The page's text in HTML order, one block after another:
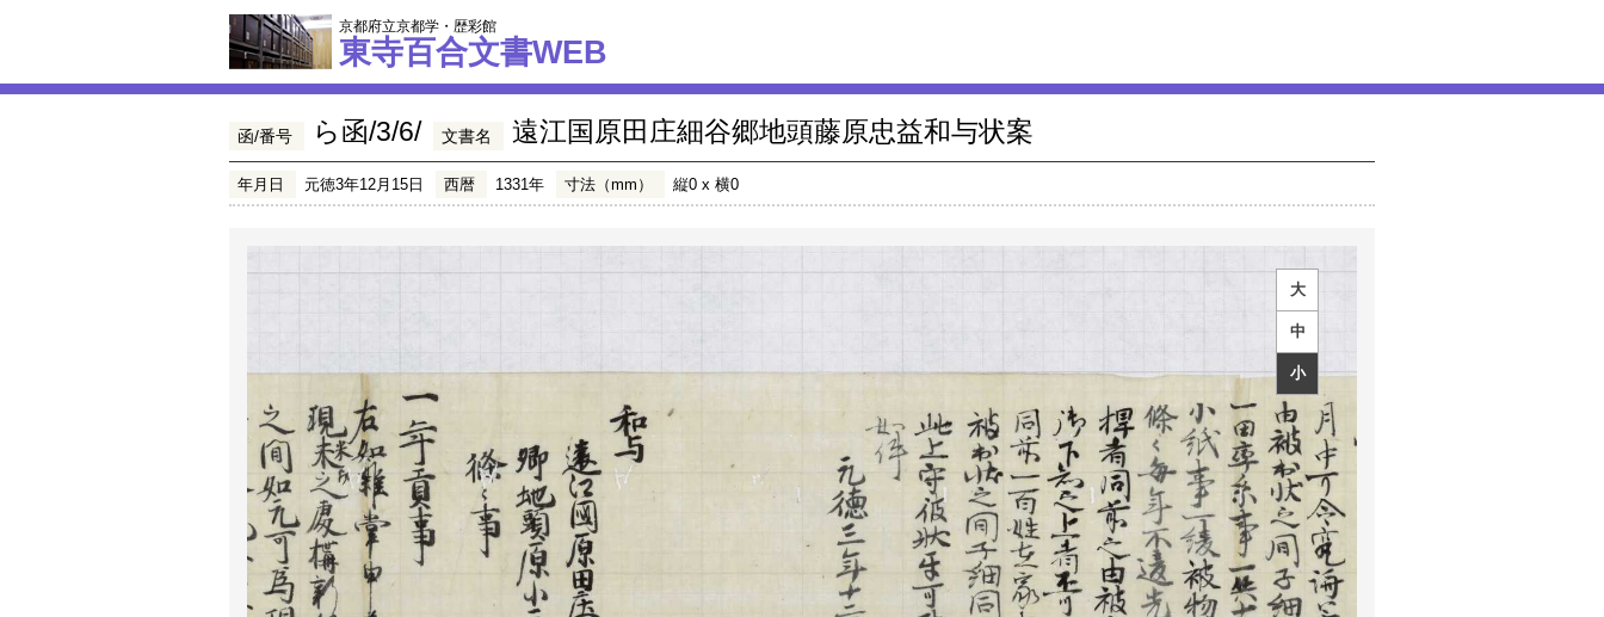
京都府立京都学・歴彩館
東寺百合文書WEB
函/番号 ら函/3/6/ 文書名 遠江国原田庄細谷郷地頭藤原忠益和与状案
年月日 元徳3年12月15日 西暦 1331年 寸法（mm） 縦0 x 横0
大
中
小